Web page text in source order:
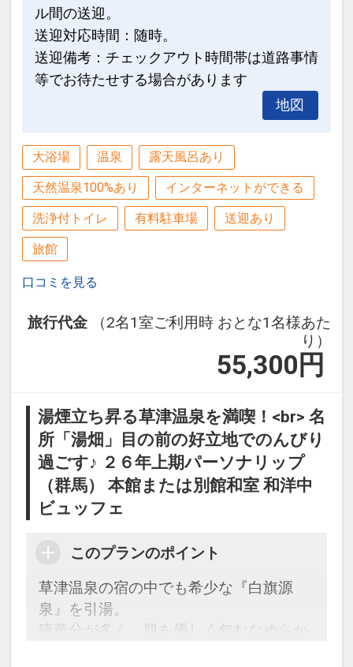
ル間の送迎。
送迎対応時間：随時。
送迎備考：チェックアウト時間帯は道路事情
等でお待たせする場合があります
地図
大浴場 温泉 露天風呂あり
天然温泉100%あり インターネットができる
洗浄付トイレ 有料駐車場 送迎あり
旅館
口コミを見る
旅行代金
（2名1室ご利用時 おとな1名様あた
り）
55,300 円
湯煙立ち昇る草津温泉を満喫！<br> 名
所「湯畑」目の前の好立地でのんびり
過ごす♪ ２６年上期パーソナリップ
（群馬） 本館または別館和室 和洋中
ビュッフェ
このプランのポイント
草津温泉の宿の中でも希少な『白旗源
泉』を引湯。
硫黄分が多く、肌を優しく包むなめらか